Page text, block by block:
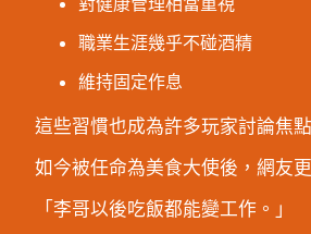
職業生涯幾乎不碰酒精
維持固定作息
這些習慣也成為許多玩家討論焦點
如今被任命為美食大使後，網友更
「李哥以後吃飯都能變工作。」